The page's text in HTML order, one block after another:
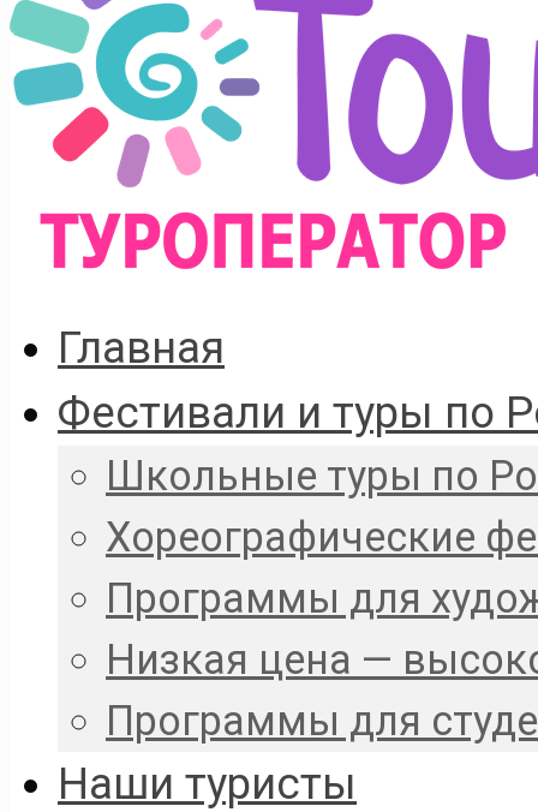
Главная
Фестивали и туры по
Школьные туры по
Хореографические
Программы для
Низкая цена —
Программы для
Наши туристы